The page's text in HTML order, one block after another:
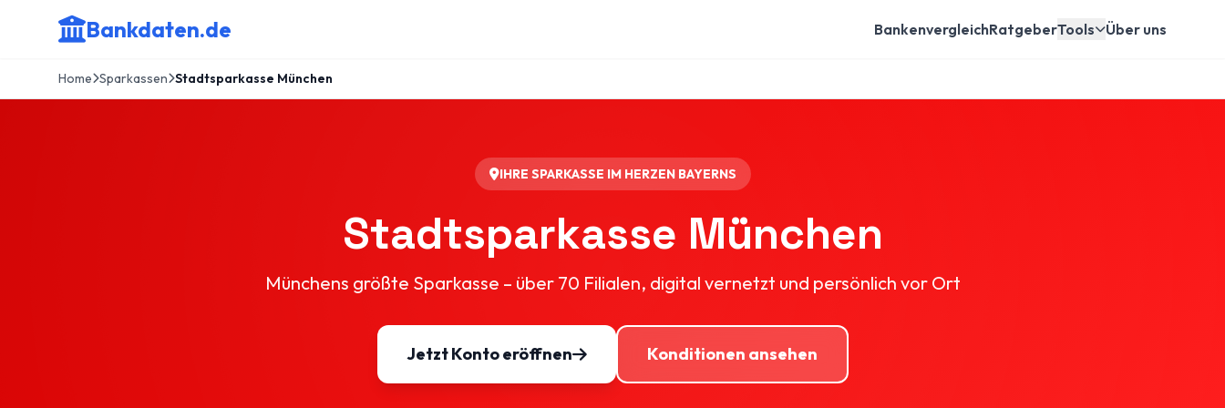
Bankdaten.de BankenvergleichRatgeberTools Über uns
Home Sparkassen Stadtsparkasse München
IHRE SPARKASSE IM HERZEN BAYERNS
Stadtsparkasse München
Münchens größte Sparkasse – über 70 Filialen, digital vernetzt und persönlich vor Ort
Jetzt Konto eröffnen Konditionen ansehen